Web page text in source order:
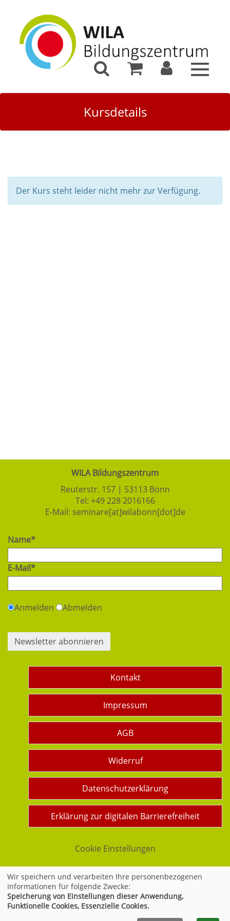
Toggle
Kursdetails
Der Kurs steht leider nicht mehr zur Verfügung.
WILA Bildungszentrum
Reuterstr. 157 | 53113 Bonn
Tel: +49 228 2016166
E-Mail: seminare[at]wilabonn[dot]de
Name*
E-Mail*
Anmelden Abmelden
Newsletter abonnieren
Kontakt
Impressum
AGB
Widerruf
Datenschutzerklärung
Erklärung zur digitalen Barrierefreiheit
Cookie Einstellungen
Widerrufsformular
Wir speichern und verarbeiten Ihre personenbezogenen
Informationen für folgende Zwecke:
Speicherung von Einstellungen dieser Anwendung,
Funktionelle Cookies, Essenzielle Cookies.